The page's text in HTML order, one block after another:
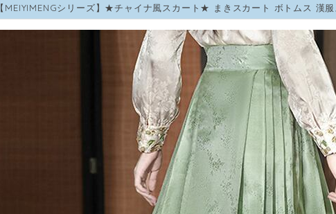
【MEIYIMENGシリーズ】★チャイナ風スカート★ まきスカート ボトムス 漢